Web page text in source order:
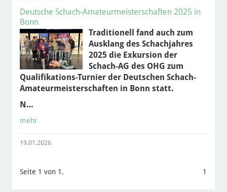
Deutsche Schach-Amateurmeisterschaften 2025 in
Bonn
Traditionell fand auch zum
Ausklang des Schachjahres
2025 die Exkursion der
Schach-AG des OHG zum
Qualifikations-Turnier der Deutschen Schach-
Amateurmeisterschaften in Bonn statt.
N…
mehr
19.01.2026
Seite 1 von 1. 1